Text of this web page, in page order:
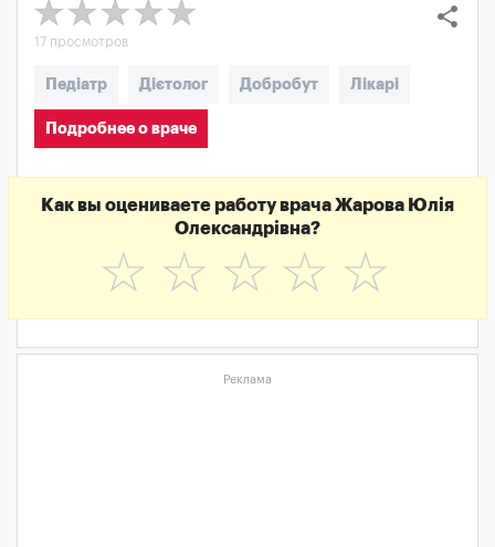
share
17 просмотров
Педіатр Дієтолог Добробут Лікарі
Подробнее о враче
Как вы оцениваете работу врача Жарова Юлія
Олександрівна?
☆
☆
☆
☆
☆
Реклама